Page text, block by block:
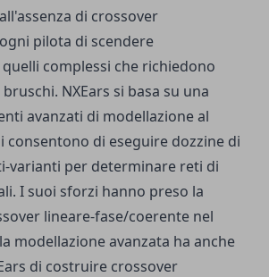
di crossover
pilota di scendere
complessi che richiedono
NXEars si basa su una
avanzati di modellazione al
consentono di eseguire dozzine di
varianti per determinare reti di
I suoi sforzi hanno preso la
lineare-fase/coerente nel
la modellazione avanzata ha anche
di costruire crossover